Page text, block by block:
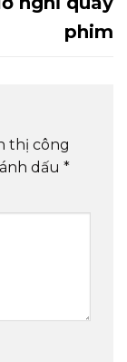
phim
thị công
dấu *